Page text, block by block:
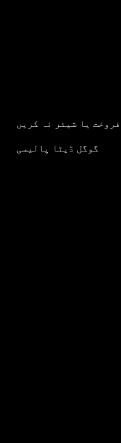
یا شیئر نہ کریں
گوگل ڈیٹا پالیسی